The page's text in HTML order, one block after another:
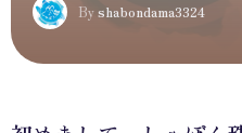
S Byshabondama3324